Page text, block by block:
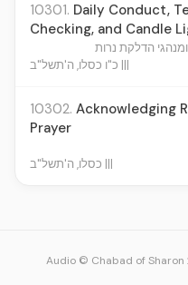
10301. Daily Conduct,
Checking, and Candle
ומנהגי הדלקת נרות
כ"ו כסלו, ה'תשל"ב |||
10302. Acknowledging
Prayer
כסלו, ה'תשל"ב |||
Audio © Chabad of Sharon